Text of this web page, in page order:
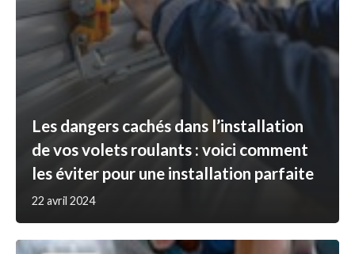
Les dangers cachés dans l’installation
de vos volets roulants : voici comment
les éviter pour une installation parfaite
22 avril 2024